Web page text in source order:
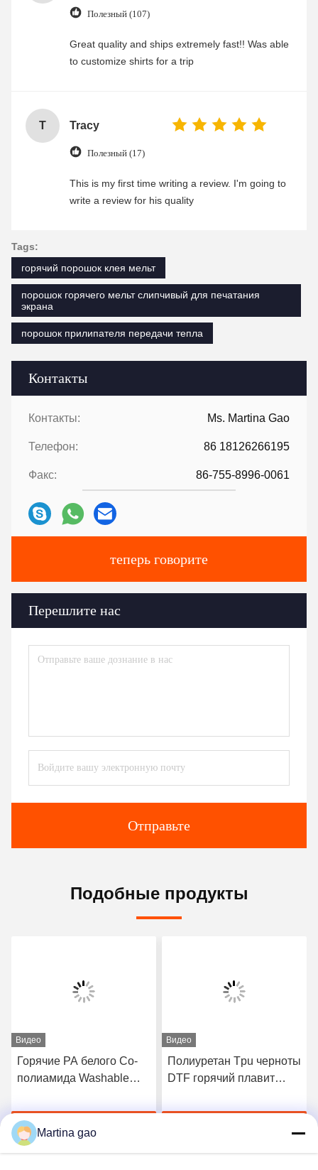
Контакты
Контакты: Ms. Martina Gao
Телефон: 86 18126266195
Факс: 86-755-8996-0061
теперь говорите
Перешлите нас
Отправьте
Полезный (107)
Great quality and ships extremely fast!! Was able
to customize shirts for a trip
T Tracy
Полезный (17)
This is my first time writing a review. I'm going to
write a review for his quality
Tags:
горячий порошок клея мельт
порошок горячего мельт слипчивый для печатания
экрана
порошок прилипателя передачи тепла
Подобные продукты
Видео
Горячие PA белого Со-
полиамида Washable
печатания передачи
тепла
Получите самую
Видео
Полиуретан Tpu черноты
DTF горячий плавит
печатания передачи
Martina gao